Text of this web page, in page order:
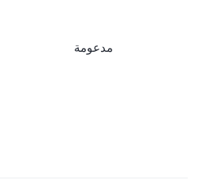
مدعومة